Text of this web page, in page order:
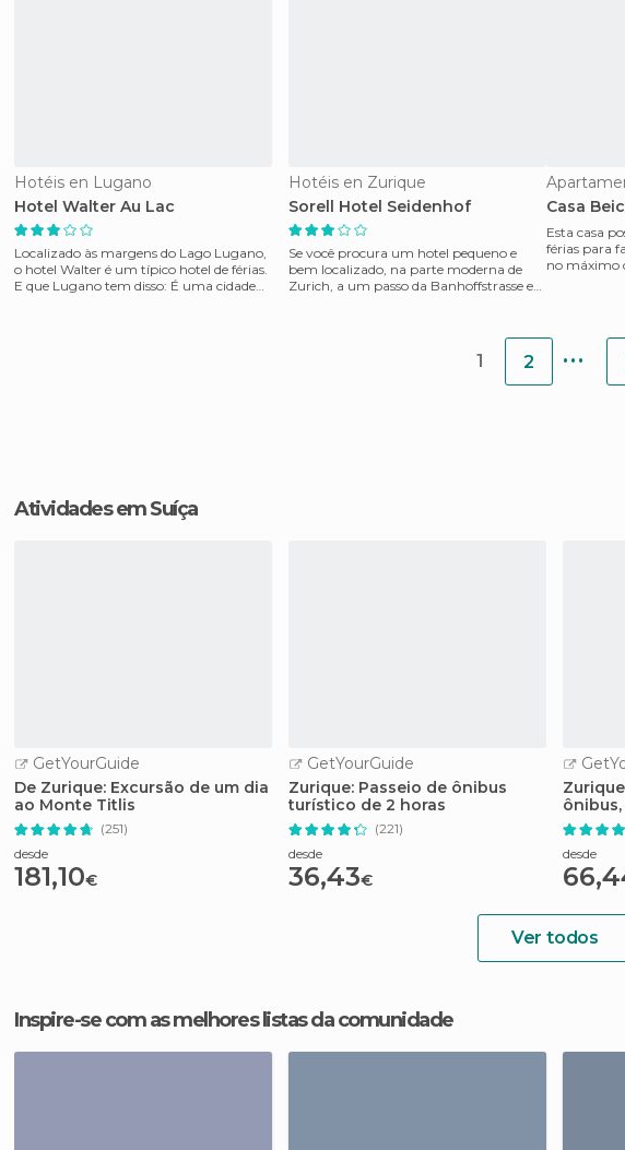
Hotéis en Lugano
Hotel Walter Au Lac
Localizado às margens do Lago Lugano,
o hotel Walter é um típico hotel de férias.
E que Lugano tem disso: É uma cidade
Hotéis en Zurique
Sorell Hotel Seidenhof
Se você procura um hotel pequeno e
bem localizado, na parte moderna de
Zurich, a um passo da Banhoffstrasse e
Casa
Esta casa
férias para
no máximo
1 2 ...
Atividades em Suíça
GetYourGuide
De Zurique: Excursão de um dia
ao Monte Titlis
(251)
desde
181,10€
GetYourGuide
Zurique: Passeio de ônibus
turístico de 2 horas
(221)
desde
36,43€
desde
Ver todos
Inspire-se com as melhores listas da comunidade